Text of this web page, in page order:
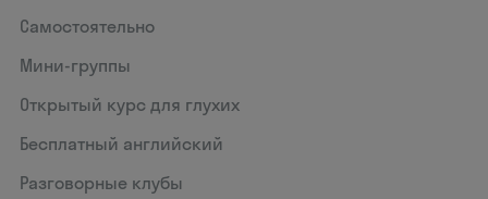
Самостоятельно
Мини-группы
Открытый курс для глухих
Бесплатный английский
Разговорные клубы